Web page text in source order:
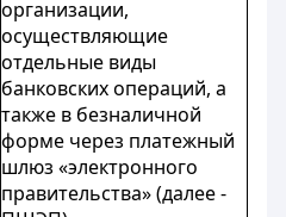
организации,
осуществляющие
отдельные виды
банковских операций, а
также в безналичной
форме через платежный
шлюз «электронного
правительства» (далее -